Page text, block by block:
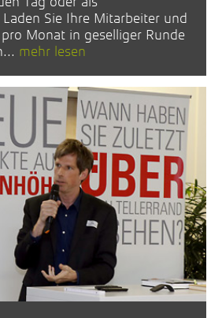
Laden Sie Ihre Mitarbeiter und
Monat in geselliger Runde
mehr lesen